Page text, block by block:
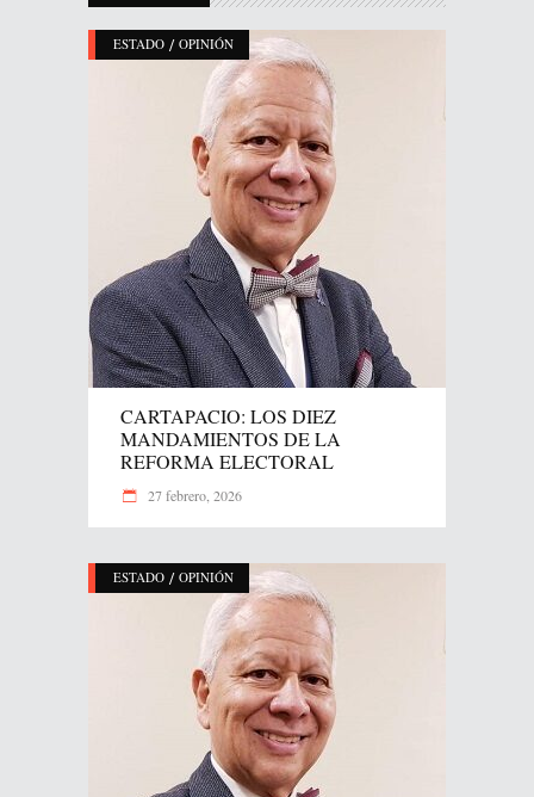
ESTADO / OPINIÓN
CARTAPACIO: LOS DIEZ
MANDAMIENTOS DE LA
REFORMA ELECTORAL
27 febrero, 2026
ESTADO / OPINIÓN